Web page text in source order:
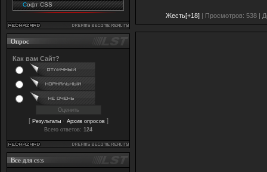
Софт CSS
Опрос
Как вам Сайт?
[ Результаты· Архив опросов]
Всего ответов: 124
Все для cs:s
Жесть[+18]| Просмотров: 538 |